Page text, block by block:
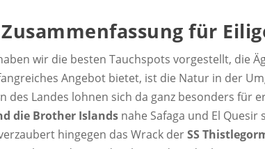
für
wir die besten Tauchspots vorgestellt, die
Angebot bietet, ist die Natur in der
des Landes lohnen sich da ganz besonders für
die Brother Islands nahe Safaga und El Quesir
hingegen das Wrack derSS